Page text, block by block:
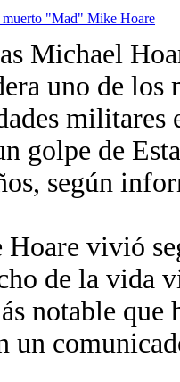
muerto "Mad" Mike Hoare
Michael
uno de los
golpe de
según
vivió
de la vida
notable
un